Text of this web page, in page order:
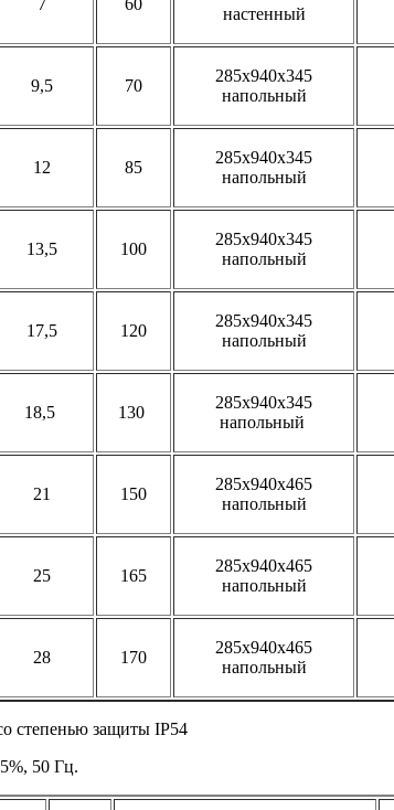
настенный
9,5 70
285х940х345
напольный
12 85
285х940х345
напольный
13,5 100
285х940х345
напольный
17,5 120
285х940х345
напольный
18,5 130
285х940х345
напольный
21 150
285х940х465
напольный
25 165
285х940х465
напольный
28 170
285х940х465
напольный
степенью защиты IP54
50 Гц.